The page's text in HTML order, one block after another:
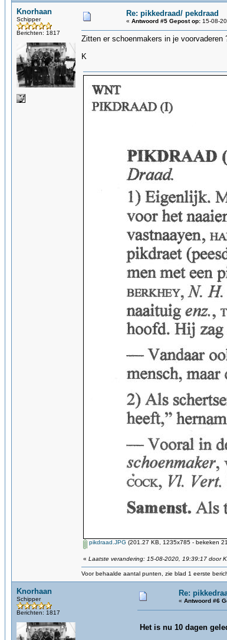
Knorhaan
Schipper
Berichten: 1817
Re: pikkedraad/ pekdraad
« Antwoord #5 Gepost op: 15-08-
Zitten er schoenmakers in je voorvaderen
K
pikdraad.JPG (201.27 KB, 1235x785 - bekeken
« Laatste verandering: 15-08-2020, 19:39:17 door
Voor behaalde aantal punten, zie blad 1 eerste
Knorhaan
Schipper
Berichten: 1817
Re:
« Antwoord #6
Het is nu 10 dagen